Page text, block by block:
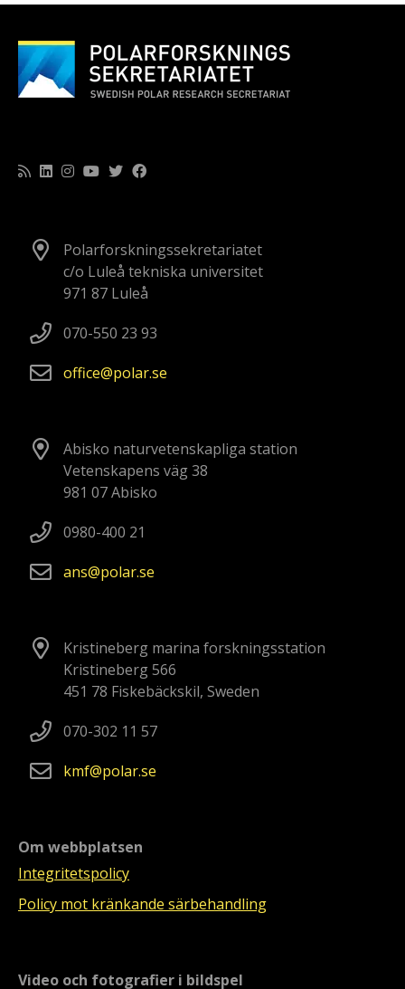
Polarforskningssekretariatet
c/o Luleå tekniska universitet
971 87 Luleå
070-550 23 93
office
polarse
Abisko naturvetenskapliga station
Vetenskapens väg 38
981 07 Abisko
0980-400 21
ans
polarse
Kristineberg marina forskningsstation
Kristineberg 566
451 78 Fiskebäckskil, Sweden
070-302 11 57
kmf
polarse
Om webbplatsen
Integritetspolicy
Policy mot kränkande särbehandling
Video och fotografier i bildspel